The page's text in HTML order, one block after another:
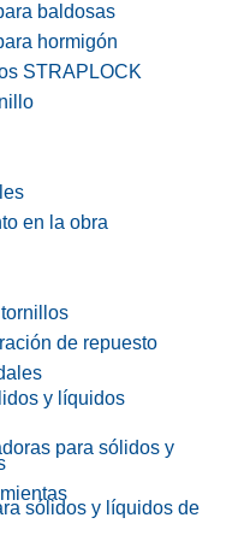
baldosas
hormigón
STRAPLOCK
en la obra
de repuesto
y líquidos
para sólidos y
sólidos y líquidos de